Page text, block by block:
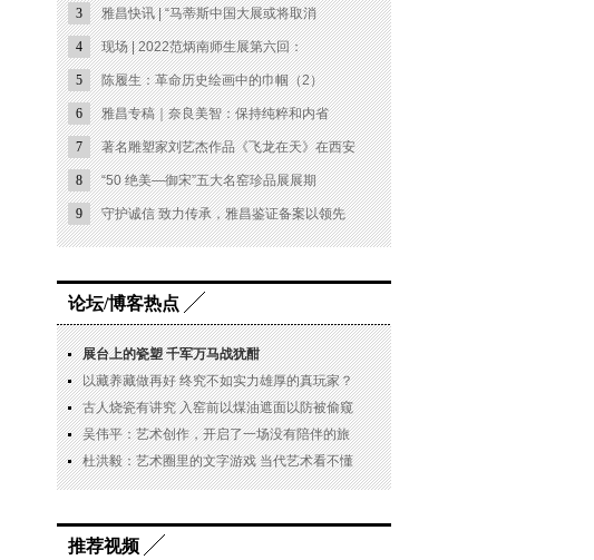
3 雅昌快讯 | “马蒂斯中国大展或将取消
4 现场 | 2022范炳南师生展第六回：
5 陈履生：革命历史绘画中的巾帼（2）
6 雅昌专稿｜奈良美智：保持纯粹和内省
7 著名雕塑家刘艺杰作品《飞龙在天》在西安
8 “50 绝美—御宋”五大名窑珍品展展期
9 守护诚信 致力传承，雅昌鉴证备案以领先
论坛/博客热点
展台上的瓷塑 千军万马战犹酣
以藏养藏做再好 终究不如实力雄厚的真玩家？
古人烧瓷有讲究 入窑前以煤油遮面以防被偷窥
吴伟平：艺术创作，开启了一场没有陪伴的旅
杜洪毅：艺术圈里的文字游戏 当代艺术看不懂
推荐视频